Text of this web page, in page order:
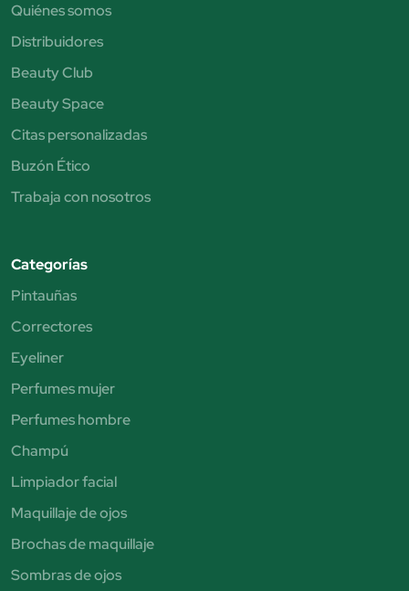
Quiénes somos
Distribuidores
Beauty Club
Beauty Space
Citas personalizadas
Buzón Ético
Trabaja con nosotros
Categorías
Pintauñas
Correctores
Eyeliner
Perfumes mujer
Perfumes hombre
Champú
Limpiador facial
Maquillaje de ojos
Brochas de maquillaje
Sombras de ojos